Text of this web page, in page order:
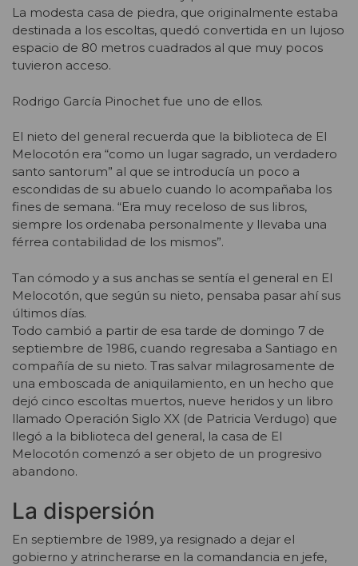
La modesta casa de piedra, que originalmente estaba
destinada a los escoltas, quedó convertida en un lujoso
espacio de 80 metros cuadrados al que muy pocos
tuvieron acceso.
Rodrigo García Pinochet fue uno de ellos.
El nieto del general recuerda que la biblioteca de El
Melocotón era “como un lugar sagrado, un verdadero
santo santorum” al que se introducía un poco a
escondidas de su abuelo cuando lo acompañaba los
fines de semana. “Era muy receloso de sus libros,
siempre los ordenaba personalmente y llevaba una
férrea contabilidad de los mismos”.
Tan cómodo y a sus anchas se sentía el general en El
Melocotón, que según su nieto, pensaba pasar ahí sus
últimos días.
Todo cambió a partir de esa tarde de domingo 7 de
septiembre de 1986, cuando regresaba a Santiago en
compañía de su nieto. Tras salvar milagrosamente de
una emboscada de aniquilamiento, en un hecho que
dejó cinco escoltas muertos, nueve heridos y un libro
llamado Operación Siglo XX (de Patricia Verdugo) que
llegó a la biblioteca del general, la casa de El
Melocotón comenzó a ser objeto de un progresivo
abandono.
La dispersión
En septiembre de 1989, ya resignado a dejar el
gobierno y atrincherarse en la comandancia en jefe,